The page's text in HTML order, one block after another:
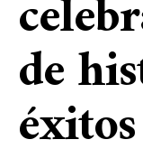
de
éxitos